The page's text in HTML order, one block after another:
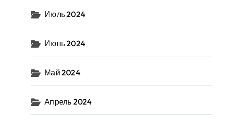
Июль 2024
Июнь 2024
Май 2024
Апрель 2024